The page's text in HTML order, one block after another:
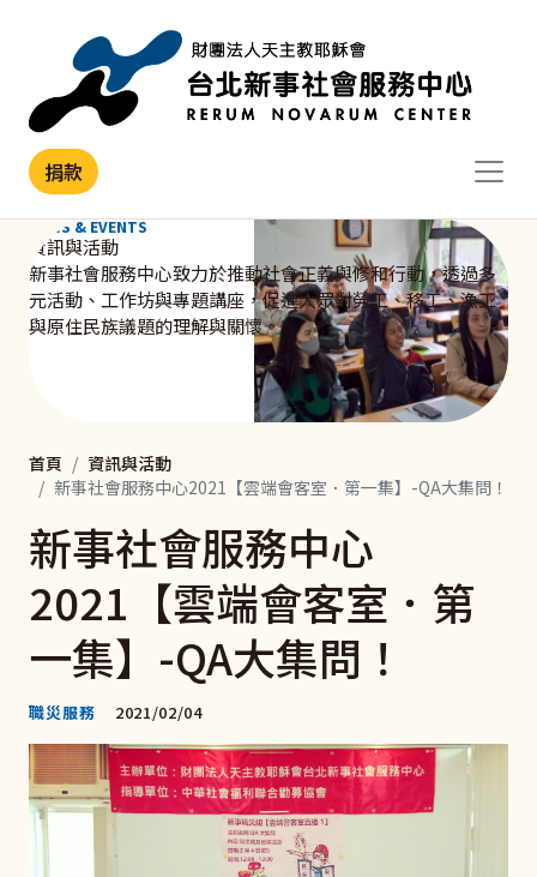
捐款
NEWS & EVENTS
資訊與活動
新事社會服務中心致力於推動社會正義與修和行動，透過多
元活動、工作坊與專題講座，促進大眾對勞工、移工、漁工
與原住民族議題的理解與關懷。
首頁
資訊與活動
新事社會服務中心2021【雲端會客室．第一集】-QA大集問！
新事社會服務中心
2021【雲端會客室．第
一集】-QA大集問！
職災服務 2021/02/04